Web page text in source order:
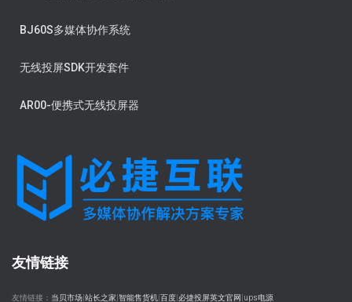
BJ60S多媒体协作系统
无线投屏SDK开发套件
AR00-便携式无线投屏器
友情链接
友情链接： 当贝市场 站长之家 智能售货机 百度 必捷投屏英文官网 ups电源